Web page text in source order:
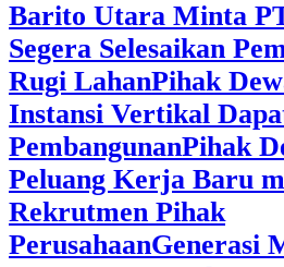
Barito Utara Minta
Segera Selesaikan
Rugi LahanPihak
Instansi Vertikal
PembangunanPihak
Peluang Kerja Baru
Rekrutmen Pihak
PerusahaanGenerasi